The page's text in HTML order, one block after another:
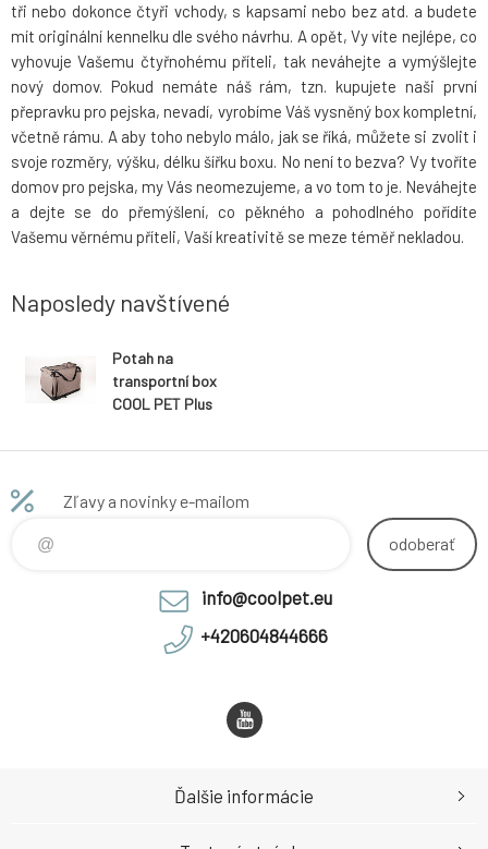
tři nebo dokonce čtyři vchody, s kapsami nebo bez atd. a budete
mít originální kennelku dle svého návrhu. A opět, Vy víte nejlépe, co
vyhovuje Vašemu čtyřnohému příteli, tak neváhejte a vymýšlejte
nový domov. Pokud nemáte náš rám, tzn. kupujete naši první
přepravku pro pejska, nevadí, vyrobíme Váš vysněný box kompletní,
včetně rámu. A aby toho nebylo málo, jak se říká, můžete si zvolit i
svoje rozměry, výšku, délku šířku boxu. No není to bezva? Vy tvoříte
domov pro pejska, my Vás neomezujeme, a vo tom to je. Neváhejte
a dejte se do přemýšlení, co pěkného a pohodlného pořídíte
Vašemu věrnému příteli, Vaší kreativitě se meze téměř nekladou.
Naposledy navštívené
Potah na
transportní box
COOL PET Plus
Zľavy a novinky e-mailom
odoberať
info@coolpet.eu
+420604844666
Ďalšie informácie